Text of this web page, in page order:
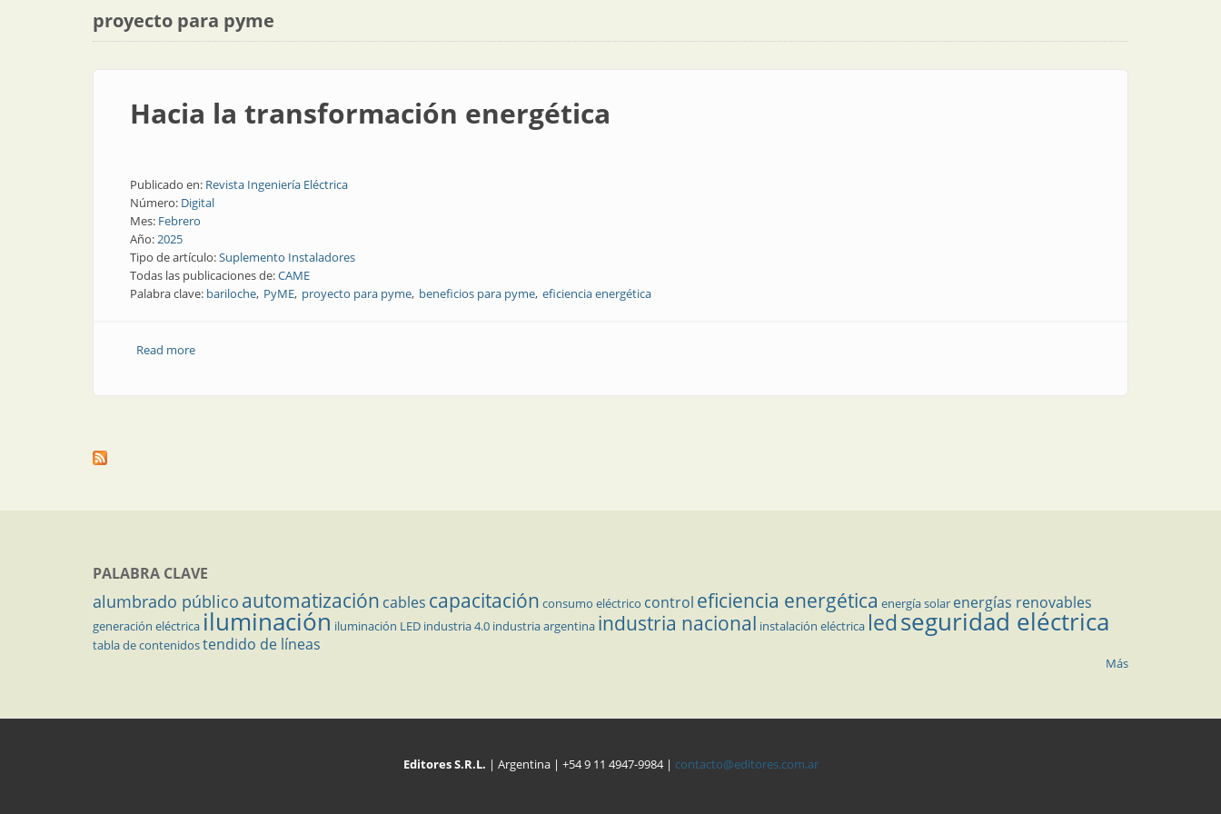
proyecto para pyme
Hacia la transformación energética
Publicado en: Revista Ingeniería Eléctrica
Número: Digital
Mes: Febrero
Año:2025
Tipo de artículo:Suplemento Instaladores
Todas las publicaciones de:CAME
Palabra clave: bariloche PyME proyecto para pyme beneficios para pyme eficiencia energética
Read moreabout Hacia la transformación energética
PALABRA CLAVE
alumbrado público automatización cables capacitación consumo eléctrico control eficiencia energética energía solar energías renovables
generación eléctrica iluminación iluminación LED industria 4.0 industria argentina industria nacional instalación eléctrica ledseguridad eléctrica
tabla de contenidostendido de líneas
Más
Editores S.R.L. | Argentina | +54 9 11 4947-9984 | contacto@editores.com.ar